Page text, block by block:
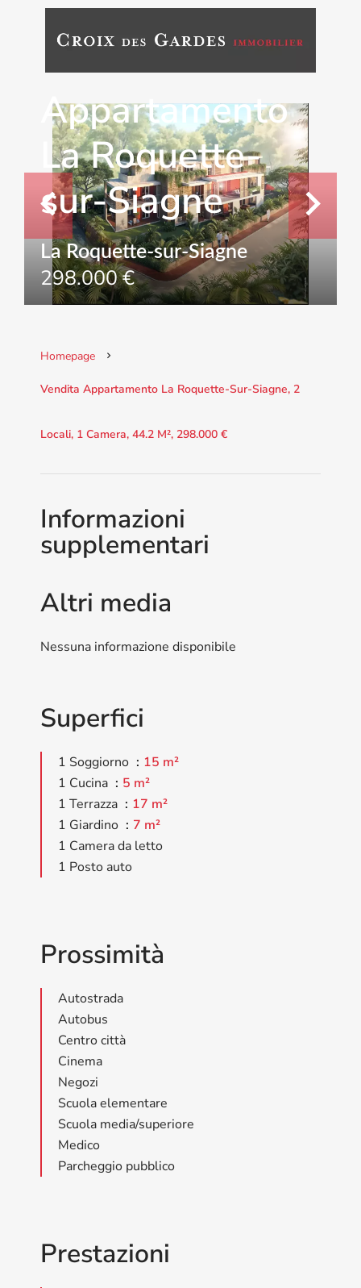
Vendita
Appartamento
La Roquette-
sur-Siagne
La Roquette-sur-Siagne
298.000 €
Homepage
Vendita Appartamento La Roquette-Sur-Siagne, 2
Locali, 1 Camera, 44.2 M², 298.000 €
Informazioni
supplementari
Altri media
Nessuna informazione disponibile
Superfici
1 Soggiorno
15 m²
1 Cucina
5 m²
1 Terrazza
17 m²
1 Giardino
7 m²
1 Camera da letto
1 Posto auto
Prossimità
Autostrada
Autobus
Centro città
Cinema
Negozi
Scuola elementare
Scuola media/superiore
Medico
Parcheggio pubblico
Prestazioni